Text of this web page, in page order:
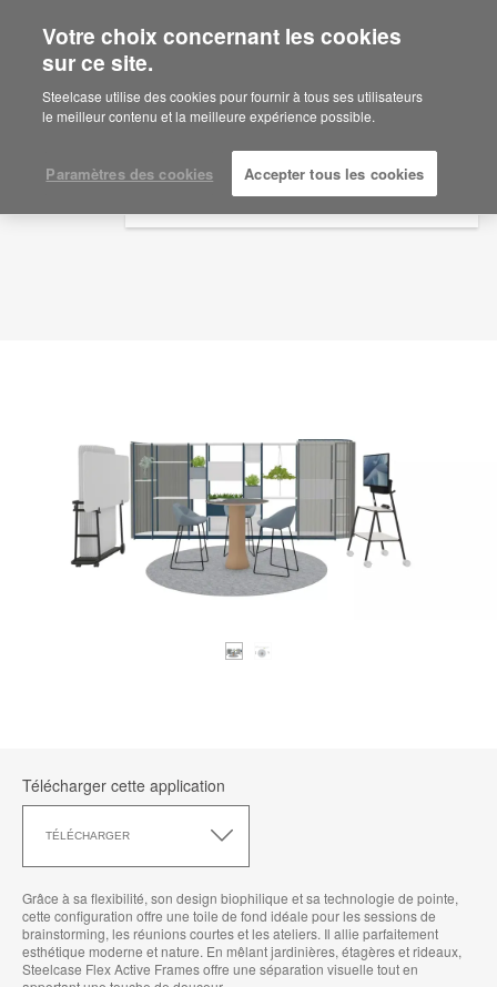
Are you in United States?
Would you like to see Products we sell in
your region?
English
Español
Idée d'aménagement
ID: HD8BK3ME
Télécharger cette application
TÉLÉCHARGER
cette
Grâce à sa flexibilité, son design biophilique et sa technologie de pointe,
cette configuration offre une toile de fond idéale pour les sessions de
brainstorming, les réunions courtes et les ateliers. Il allie parfaitement
esthétique moderne et nature. En mêlant jardinières, étagères et rideaux,
Steelcase Flex Active Frames offre une séparation visuelle tout en
Votre choix concernant les cookies
sur ce site.
Steelcase utilise des cookies pour fournir à tous ses utilisateurs
le meilleur contenu et la meilleure expérience possible.
Paramètres des cookies Accepter tous les cookies